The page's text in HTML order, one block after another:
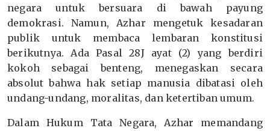
negara untuk bersuara di bawah payung
demokrasi. Namun, Azhar mengetuk kesadaran
publik untuk membaca lembaran konstitusi
berikutnya. Ada Pasal 28J ayat (2) yang berdiri
kokoh sebagai benteng, menegaskan secara
absolut bahwa hak setiap manusia dibatasi oleh
undang-undang, moralitas, dan ketertiban umum.
Dalam Hukum Tata Negara, Azhar memandang